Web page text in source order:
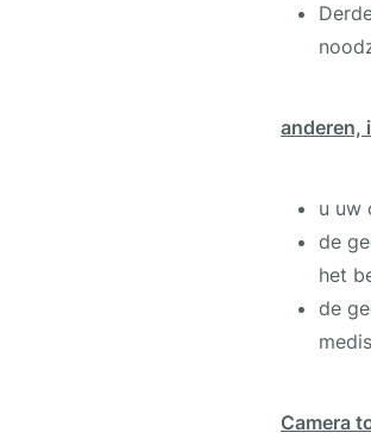
anderen,
u uw
de
het
de
Camera